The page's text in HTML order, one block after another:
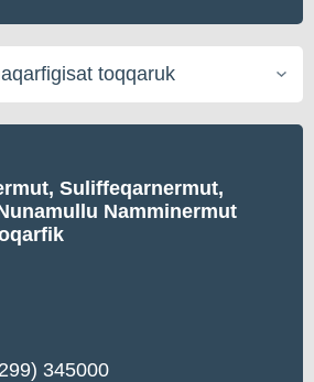
Suliffeqarnermut,
Namminermut
345000